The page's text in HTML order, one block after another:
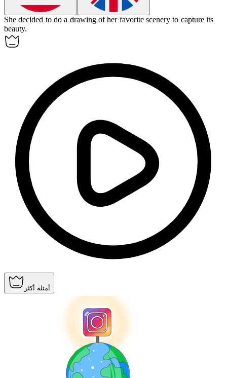
She decided to do a drawing of her favorite scenery to capture its
beauty.
أمثلة أكثر